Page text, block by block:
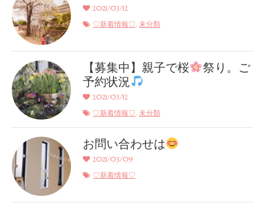
2021/03/12
♡新着情報♡, 未分類
【募集中】親子で桜
祭り。ご
予約状況
2021/03/12
♡新着情報♡, 未分類
お問い合わせは
2021/03/09
♡新着情報♡